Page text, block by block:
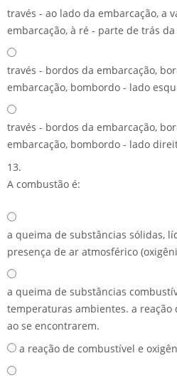
través - ao lado da embarcação, a
embarcação, à ré - parte de trás
través - bordos da embarcação,
embarcação, bombordo - lado
través - bordos da embarcação,
embarcação, bombordo - lado
13.
A combustão é:
a queima de substâncias sólidas,
presença de ar atmosférico
a queima de substâncias
temperaturas ambientes. a reação
ao se encontrarem.
a reação de combustível e